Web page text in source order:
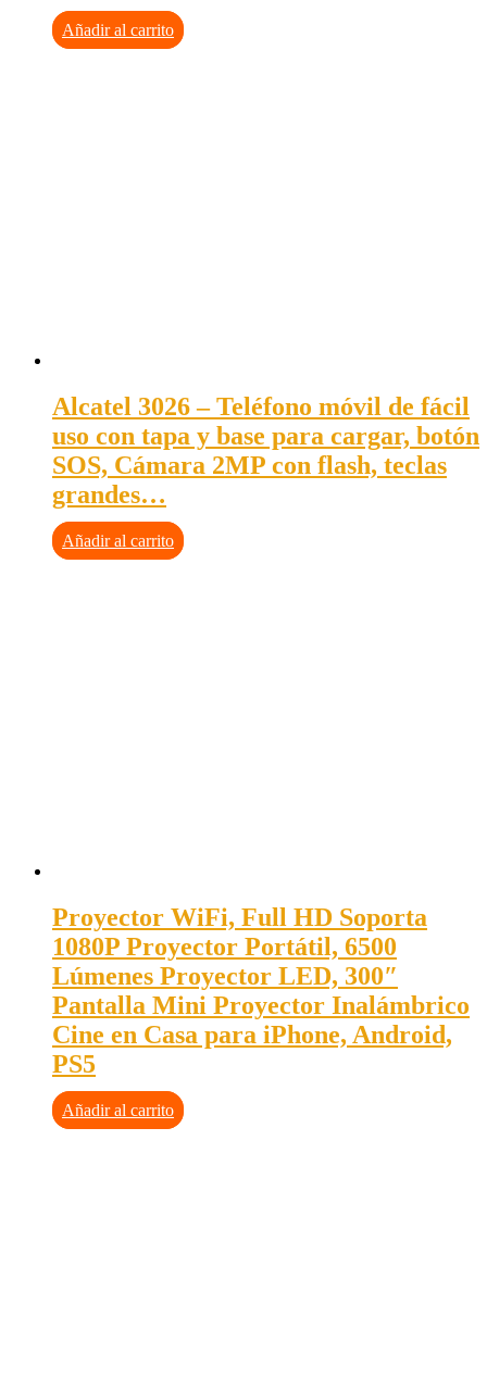
Añadir al carrito
Alcatel 3026 – Teléfono móvil de fácil
uso con tapa y base para cargar, botón
SOS, Cámara 2MP con flash, teclas
grandes…
Añadir al carrito
Proyector WiFi, Full HD Soporta
1080P Proyector Portátil, 6500
Lúmenes Proyector LED, 300″
Pantalla Mini Proyector Inalámbrico
Cine en Casa para iPhone, Android,
PS5
Añadir al carrito